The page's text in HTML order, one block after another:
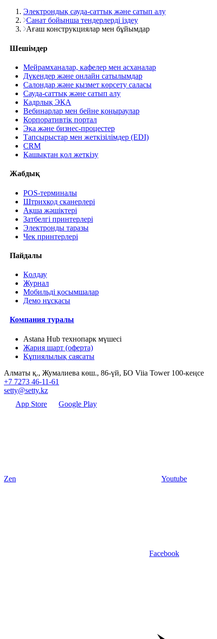
Электрондық сауда-саттық және сатып алу
Санат бойынша тендерлерді іздеу
Ағаш конструкциялар мен бұйымдар
Шешімдер
Мейрамханалар, кафелер мен асханалар
Дүкендер және онлайн сатылымдар
Салондар және қызмет көрсету саласы
Сауда-саттық және сатып алу
Кадрлық ЭҚА
Вебинарлар мен бейне қоңыраулар
Корпоративтік портал
Эқа және бизнес-процестер
Тапсырыстар мен жеткізілімдер (EDI)
CRM
Қашықтан қол жеткізу
Жабдық
POS-терминалы
Штрихкод сканерлері
Ақша жәшіктері
Затбелгі принтерлері
Электронды таразы
Чек принтерлері
Пайдалы
Қолдау
Журнал
Мобильді қосымшалар
Демо нұсқасы
Компания туралы
Astana Hub технопарк мүшесі
Жария шарт (оферта)
Құпиялылық саясаты
Алматы қ., Жумалиева көш., 86-үй, БО Viia Tower 100-кеңсе
+7 7273 46-11-61
setty@setty.kz
App Store
Google Play
Zen Youtube
Facebook